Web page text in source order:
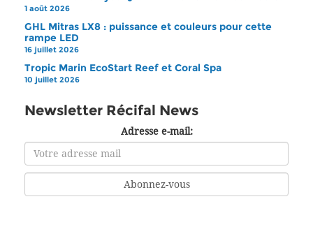
1 août 2026
GHL Mitras LX8 : puissance et couleurs pour cette
rampe LED
16 juillet 2026
Tropic Marin EcoStart Reef et Coral Spa
10 juillet 2026
Newsletter Récifal News
Adresse e-mail: